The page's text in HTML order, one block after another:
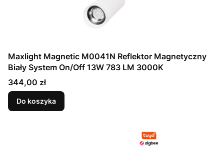
Maxlight Magnetic M0041N Reflektor Magnetyczny
Biały System On/Off 13W 783 LM 3000K
Cena
344,00 zł
Do koszyka